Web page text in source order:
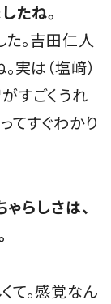
たね。
た。吉田仁人
実は（塩﨑）
すごくうれ
てすぐわかり
ゃらしさは、
て。感覚なん